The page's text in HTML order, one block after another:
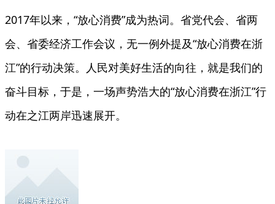
2017年以来，“放心消费”成为热词。省党代会、省两
会、省委经济工作会议，无一例外提及“放心消费在浙
江”的行动决策。人民对美好生活的向往，就是我们的
奋斗目标，于是，一场声势浩大的“放心消费在浙江”行
动在之江两岸迅速展开。